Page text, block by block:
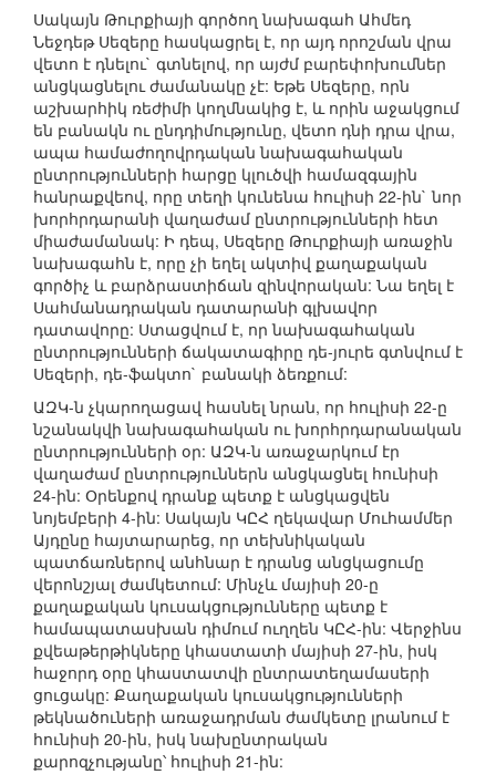
Սակայն Թուրքիայի գործող նախագահ Ահմեդ
Նեջդեթ Սեզերը հասկացրել է, որ այդ որոշման վրա
վետո է դնելու` գտնելով, որ այժմ բարեփոխումներ
անցկացնելու ժամանակը չէ: Եթե Սեզերը, որն
աշխարհիկ ռեժիմի կողմնակից է, և որին աջակցում
են բանակն ու ընդդիմությունը, վետո դնի դրա վրա,
ապա համաժողովրդական նախագահական
ընտրությունների հարցը կլուծվի համազգային
հանրաքվեով, որը տեղի կունենա հուլիսի 22-ին` նոր
խորհրդարանի վաղաժամ ընտրությունների հետ
միաժամանակ: Ի դեպ, Սեզերը Թուրքիայի առաջին
նախագահն է, որը չի եղել ակտիվ քաղաքական
գործիչ և բարձրաստիճան զինվորական: Նա եղել է
Սահմանադրական դատարանի գլխավոր
դատավորը: Ստացվում է, որ նախագահական
ընտրությունների ճակատագիրը դե-յուրե գտնվում է
Սեզերի, դե-‎‎ֆակտո` բանակի ձեռքում:
ԱԶԿ-ն չկարողացավ հասնել նրան, որ հուլիսի 22-ը
նշանակվի նախագահական ու խորհրդարանական
ընտրությունների օր: ԱԶԿ-ն առաջարկում էր
վաղաժամ ընտրություններն անցկացնել հունիսի
24-ին: Օրենքով դրանք պետք է անցկացվեն
նոյեմբերի 4-ին: Սակայն ԿԸՀ ղեկավար Մուհամմեր
Այդընը հայտարարեց, որ տեխնիկական
պատճառներով անհնար է դրանց անցկացումը
վերոնշյալ ժամկետում: Մինչև մայիսի 20-ը
քաղաքական կուսակցությունները պետք է
համապատասխան դիմում ուղղեն ԿԸՀ-ին: Վերջինս
քվեաթերթիկները կհաստատի մայիսի 27-ին, իսկ
հաջորդ օրը կհաստատվի ընտրատեղամասերի
ցուցակը: Քաղաքական կուսակցությունների
թեկնածուների առաջադրման ժամկետը լրանում է
հունիսի 20-ին, իսկ նախընտրական
քարոզչությանը՝ հուլիսի 21-ին: